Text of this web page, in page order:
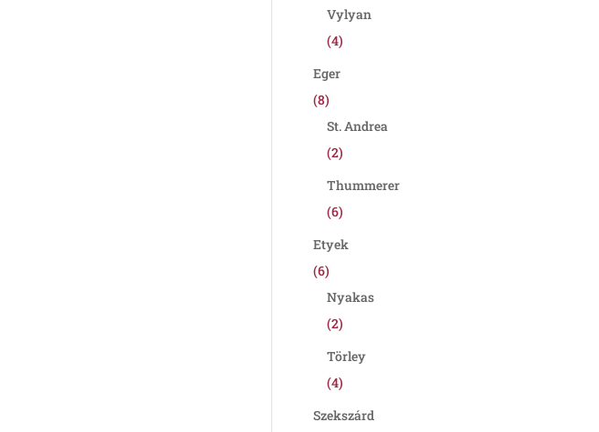
Vylyan
(4)
Eger
(8)
St. Andrea
(2)
Thummerer
(6)
Etyek
(6)
Nyakas
(2)
Törley
(4)
Szekszárd